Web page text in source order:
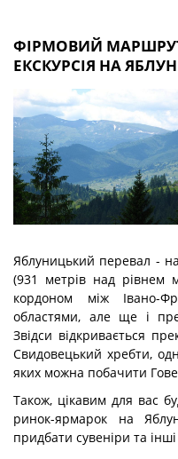
ФІРМОВИЙ
ЕКСКУРСІЯ НА
Яблуницький перевал -
(931 метрів над рівнем
кордоном між Івано-
областями, але ще і
Звідси відкривається
Свидовецький хребти,
яких можна побачити
Також, цікавим для вас
ринок-ярмарок на
придбати сувеніри та